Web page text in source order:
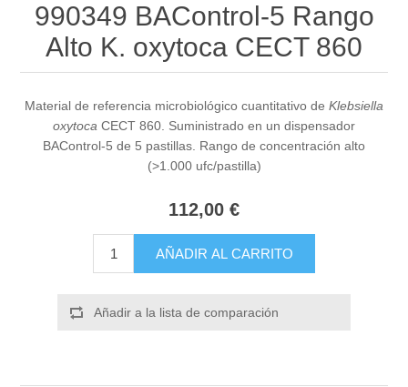
990349 BAControl-5 Rango
Alto K. oxytoca CECT 860
Material de referencia microbiológico cuantitativo de Klebsiella
oxytoca CECT 860. Suministrado en un dispensador
BAControl-5 de 5 pastillas. Rango de concentración alto
(>1.000 ufc/pastilla)
112,00 €
AÑADIR AL CARRITO
Añadir a la lista de comparación